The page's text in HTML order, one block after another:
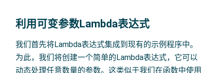
利用可变参数Lambda表达式
我们首先将Lambda表达式集成到现有的示例程序中。
为此，我们将创建一个简单的Lambda表达式，它可以
动态处理任意数量的参数。这类似于我们在函数中使用